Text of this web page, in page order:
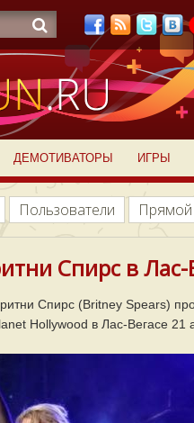
ДЕМОТИВАТОРЫ ИГРЫ
Пользователи
Спирс в Лас-
Спирс (Britney Spears)
Hollywood в Лас-Вегасе 21